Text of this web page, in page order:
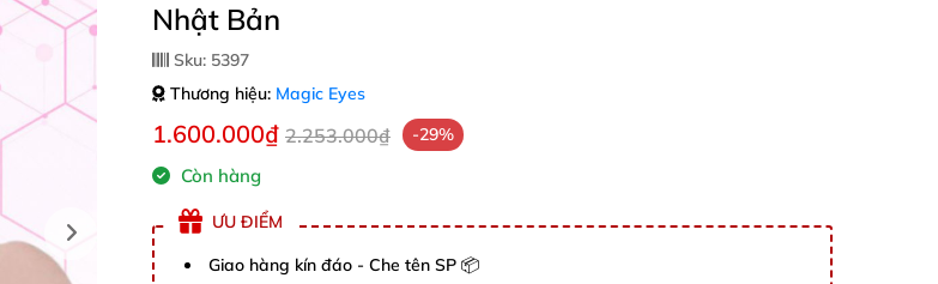
Nhật Bản
Sku: 5397
Thương hiệu: Magic Eyes
1.600.000₫ 2.253.000₫ -29%
Còn hàng
ƯU ĐIỂM
Giao hàng kín đáo - Che tên SP 📦